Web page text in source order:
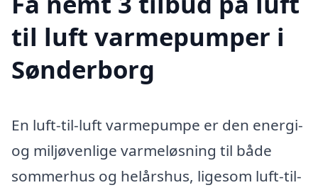
til luft varmepumper i
Sønderborg
En luft-til-luft varmepumpe er den energi-
og miljøvenlige varmeløsning til både
sommerhus og helårshus, ligesom luft-til-